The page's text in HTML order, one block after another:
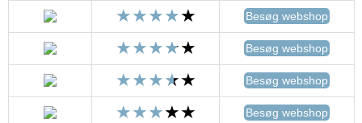
Besøg webshop
Besøg webshop
Besøg webshop
Besøg webshop